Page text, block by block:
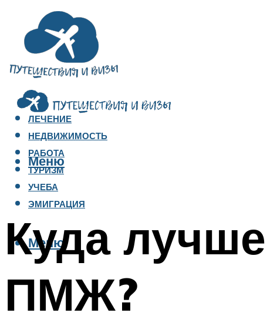
ЛЕЧЕНИЕ
НЕДВИЖИМОСТЬ
РАБОТА
ТУРИЗМ
УЧЕБА
ЭМИГРАЦИЯ
Меню
Меню
Куда лучше
ПМЖ?